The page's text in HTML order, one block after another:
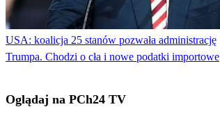
USA: koalicja 25 stanów pozwała administrację
Trumpa. Chodzi o cła i nowe podatki importowe
Oglądaj na PCh24 TV